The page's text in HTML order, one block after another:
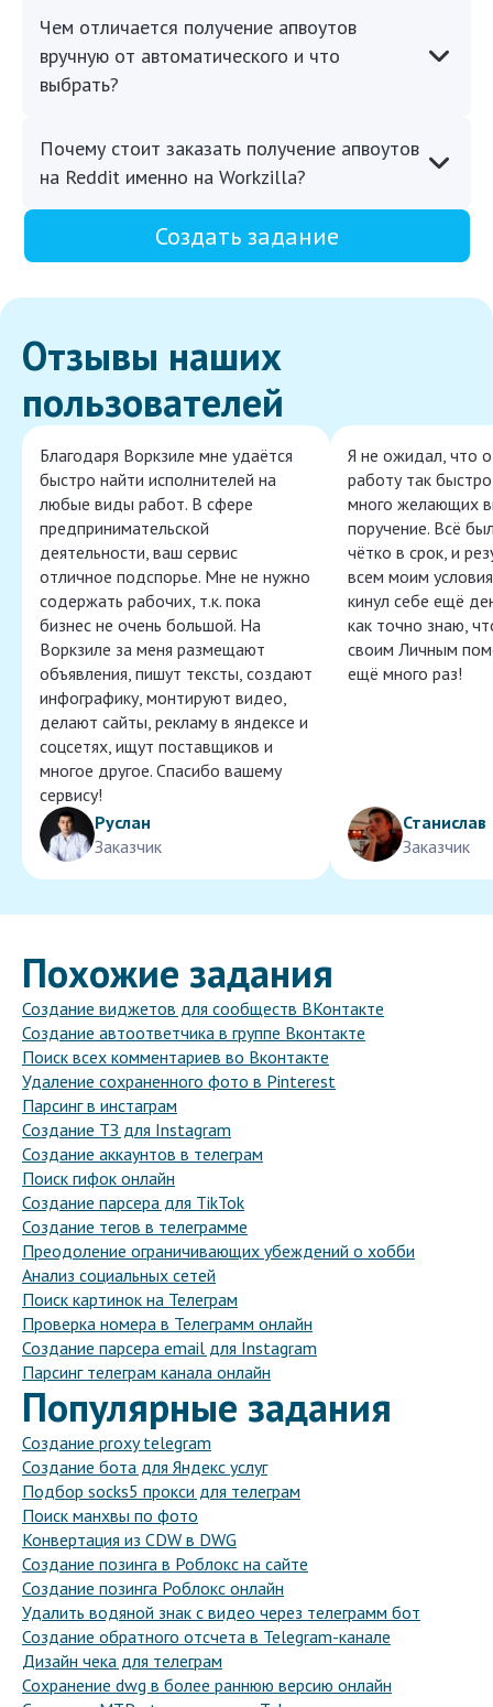
Чем отличается получение апвоутов
вручную от автоматического и что
выбрать?
Почему стоит заказать получение апвоутов
на Reddit именно на Workzilla?
Создать задание
Отзывы наших
пользователей
Благодаря Воркзиле мне удаётся
быстро найти исполнителей на
любые виды работ. В сфере
предпринимательской
деятельности, ваш сервис
отличное подспорье. Мне не нужно
содержать рабочих, т.к. пока
бизнес не очень большой. На
Воркзиле за меня размещают
объявления, пишут тексты, создают
инфографику, монтируют видео,
делают сайты, рекламу в яндексе и
соцсетях, ищут поставщиков и
многое другое. Спасибо вашему
сервису!
Руслан
Заказчик
Я не ожидал, что
работу так
много желающих
поручение. Всё
чётко в срок, и
всем моим
кинул себе ещё
как точно знаю,
своим Личным
ещё много раз!
Станислав
Заказчик
Похожие задания
Создание виджетов для сообществ ВКонтакте
Создание автоответчика в группе Вконтакте
Поиск всех комментариев во Вконтакте
Удаление сохраненного фото в Pinterest
Парсинг в инстаграм
Создание ТЗ для Instagram
Создание аккаунтов в телеграм
Поиск гифок онлайн
Создание парсера для TikTok
Создание тегов в телеграмме
Преодоление ограничивающих убеждений о хобби
Анализ социальных сетей
Поиск картинок на Телеграм
Проверка номера в Телеграмм онлайн
Создание парсера email для Instagram
Парсинг телеграм канала онлайн
Популярные задания
Создание proxy telegram
Создание бота для Яндекс услуг
Подбор socks5 прокси для телеграм
Поиск манхвы по фото
Конвертация из CDW в DWG
Создание позинга в Роблокс на сайте
Создание позинга Роблокс онлайн
Удалить водяной знак с видео через телеграмм бот
Создание обратного отсчета в Telegram-канале
Дизайн чека для телеграм
Сохранение dwg в более раннюю версию онлайн